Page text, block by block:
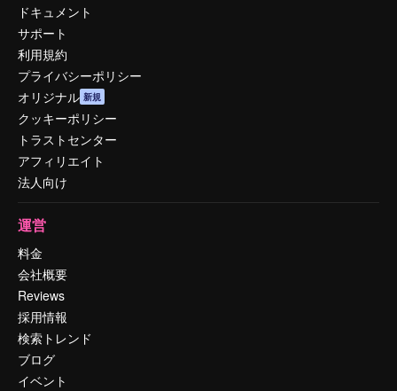
ドキュメント
サポート
利用規約
プライバシーポリシー
オリジナル 新規
クッキーポリシー
トラストセンター
アフィリエイト
法人向け
運営
料金
会社概要
Reviews
採用情報
検索トレンド
ブログ
イベント